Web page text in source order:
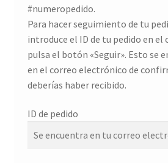
#numeropedido.
Para hacer seguimiento de tu
introduce el ID de tu pedido en el
pulsa el botón «Seguir». Esto se
en el correo electrónico de
deberías haber recibido.
ID de pedido